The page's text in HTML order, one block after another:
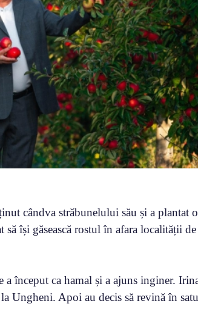
cândva străbunelului său și a plantat
își găsească rostul în afara localității
început ca hamal și a ajuns inginer.
Ungheni. Apoi au decis să revină în